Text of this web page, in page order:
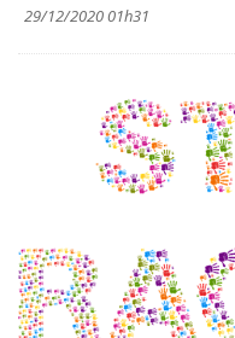
29/12/2020 01h31